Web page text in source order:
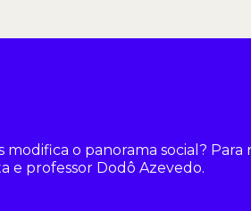
o panorama social?
e professor Dodô Azevedo.